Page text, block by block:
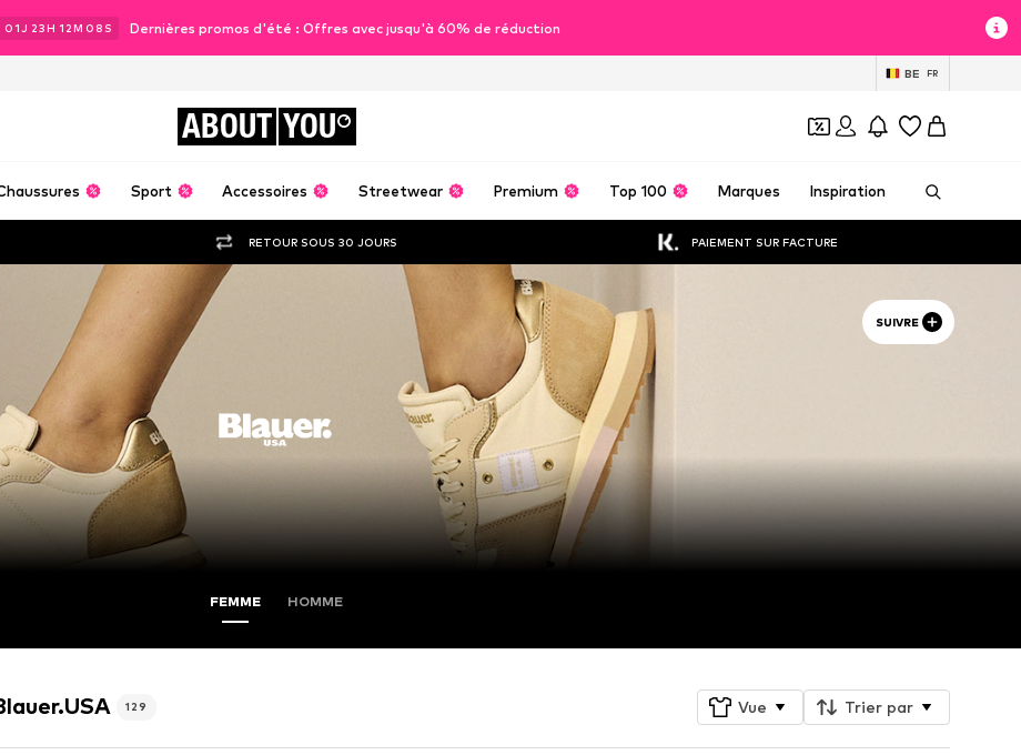
01J 23H 12M 06 S Dernières promos d'été : Offres avec jusqu'à 60% de réduction
BE FR
ABOUT YOU
Sport Accessoires Streetwear Premium Top 100 Marques Inspiration
RETOUR SOUS 30 JOURS PAIEMENT SUR FACTURE
SUIVRE
FEMME HOMME
129 Vue Trier par